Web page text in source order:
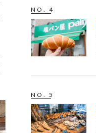
NO. 4
NO. 5